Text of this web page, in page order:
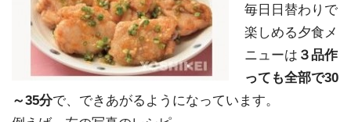
毎日日替わりで
楽しめる夕食メ
ニューは ３品作
っても全部で30
～35分で、できあがるようになっています。